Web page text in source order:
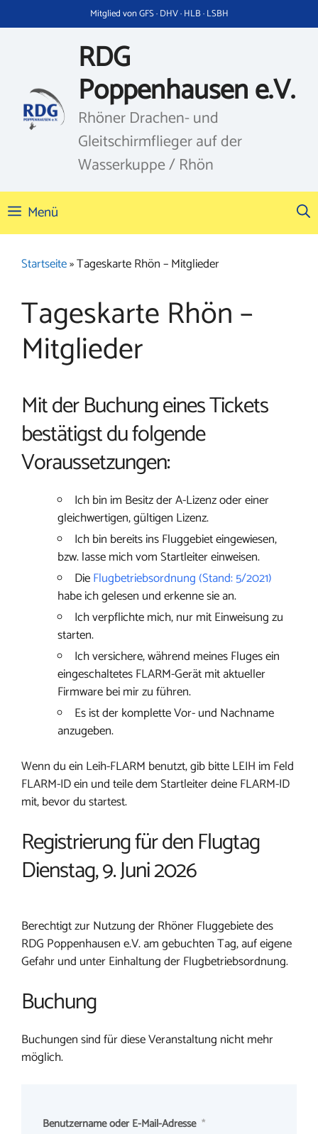
Inhalt
Mitglied von GFS · DHV · HLB · LSBH
RDG
Poppenhausen e.V.
Rhöner Drachen- und
Gleitschirmflieger auf der
Wasserkuppe / Rhön
Menü
Startseite»Tageskarte Rhön – Mitglieder
Tageskarte Rhön –
Mitglieder
Mit der Buchung eines Tickets
bestätigst du folgende
Voraussetzungen:
Ich bin im Besitz der A-Lizenz oder einer
gleichwertigen, gültigen Lizenz.
Ich bin bereits ins Fluggebiet eingewiesen,
bzw. lasse mich vom Startleiter einweisen.
DieFlugbetriebsordnung (Stand: 5/2021)
habe ich gelesen und erkenne sie an.
Ich verpflichte mich, nur mit Einweisung zu
starten.
Ich versichere, während meines Fluges ein
eingeschaltetes FLARM-Gerät mit aktueller
Firmware bei mir zu führen.
Es ist der komplette Vor- und Nachname
anzugeben.
Wenn du ein Leih-FLARM benutzt, gib bitte LEIH im Feld
FLARM-ID ein und teile dem Startleiter deine FLARM-ID
mit, bevor du startest.
Registrierung für den Flugtag
Dienstag, 9. Juni 2026
Berechtigt zur Nutzung der Rhöner Fluggebiete des
RDG Poppenhausen e.V. am gebuchten Tag, auf eigene
Gefahr und unter Einhaltung der Flugbetriebsordnung.
Buchung
Buchungen sind für diese Veranstaltung nicht mehr
möglich.
Benutzername oder E-Mail-Adresse *